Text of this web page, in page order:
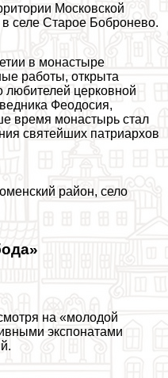
Московской
селе Старое Бобронево.
в монастыре
работы, открыта
церковной
Феодосия,
время монастырь стал
святейших патриархов
район, село
на «молодой
экспонатами